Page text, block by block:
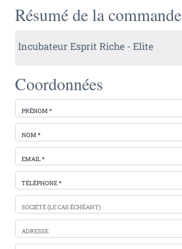
Résumé de la commande
Incubateur Esprit Riche - Elite
Coordonnées
PRÉNOM *
NOM *
EMAIL *
TÉLÉPHONE *
SOCIÉTÉ (LE CAS ÉCHÉANT)
ADRESSE